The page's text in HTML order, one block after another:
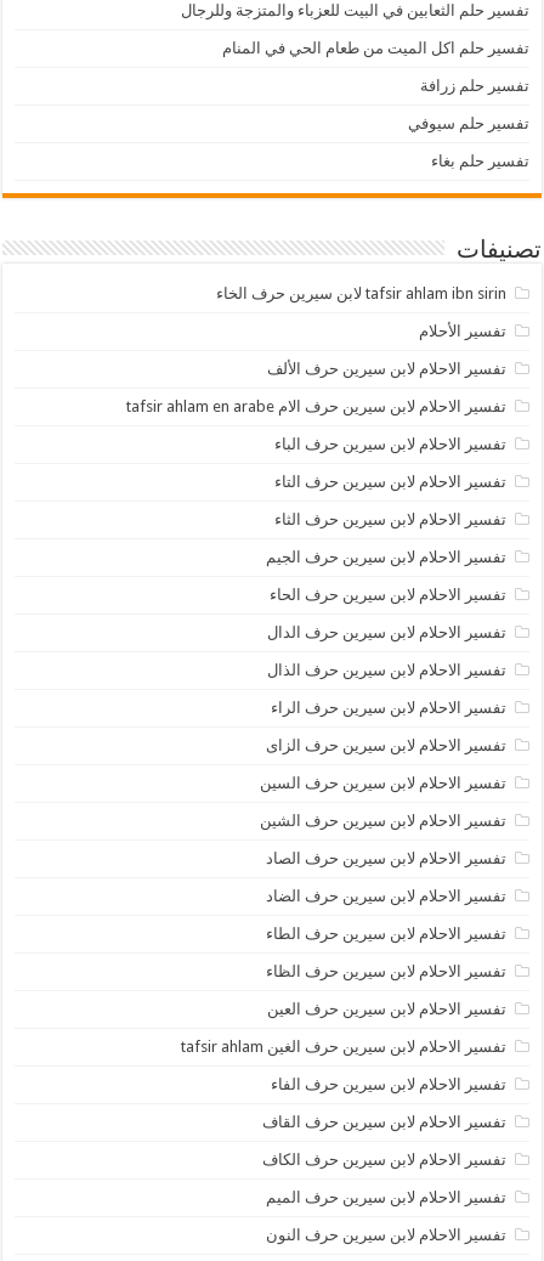
تفسير حلم الثعابين في البيت للعزباء والمتزجة وللرجال
تفسير حلم اكل الميت من طعام الحي في المنام
تفسير حلم زرافة
تفسير حلم سيوفي
تفسير حلم بغاء
تصنيفات
tafsir ahlam ibn sirin لابن سيرين حرف الخاء
تفسير الأحلام
تفسير الاحلام لابن سيرين حرف الألف
تفسير الاحلام لابن سيرين حرف الام tafsir ahlam en arabe
تفسير الاحلام لابن سيرين حرف الباء
تفسير الاحلام لابن سيرين حرف التاء
تفسير الاحلام لابن سيرين حرف الثاء
تفسير الاحلام لابن سيرين حرف الجيم
تفسير الاحلام لابن سيرين حرف الحاء
تفسير الاحلام لابن سيرين حرف الدال
تفسير الاحلام لابن سيرين حرف الذال
تفسير الاحلام لابن سيرين حرف الراء
تفسير الاحلام لابن سيرين حرف الزاى
تفسير الاحلام لابن سيرين حرف السين
تفسير الاحلام لابن سيرين حرف الشين
تفسير الاحلام لابن سيرين حرف الصاد
تفسير الاحلام لابن سيرين حرف الضاد
تفسير الاحلام لابن سيرين حرف الطاء
تفسير الاحلام لابن سيرين حرف الظاء
تفسير الاحلام لابن سيرين حرف العين
تفسير الاحلام لابن سيرين حرف الغين tafsir ahlam
تفسير الاحلام لابن سيرين حرف الفاء
تفسير الاحلام لابن سيرين حرف القاف
تفسير الاحلام لابن سيرين حرف الكاف
تفسير الاحلام لابن سيرين حرف الميم
تفسير الاحلام لابن سيرين حرف النون